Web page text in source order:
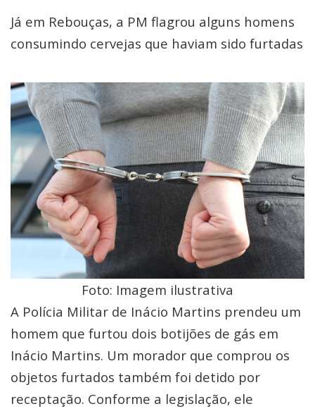
Já em Rebouças, a PM flagrou alguns homens
consumindo cervejas que haviam sido furtadas
Foto: Imagem ilustrativa
A Polícia Militar de Inácio Martins prendeu um
homem que furtou dois botijões de gás em
Inácio Martins. Um morador que comprou os
objetos furtados também foi detido por
receptação. Conforme a legislação, ele